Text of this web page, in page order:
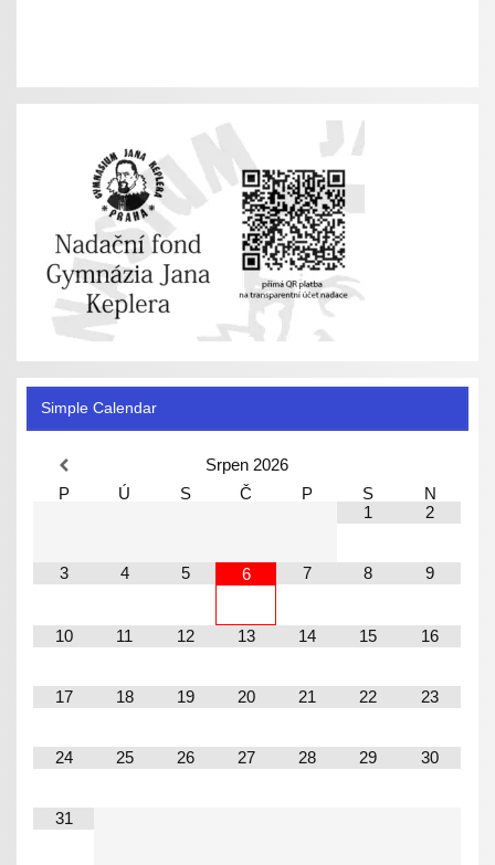
Simple Calendar
Srpen 2026
P
Ú S Č P S
N
1
2
3 4 5 6 7 8 9
10 11 12 13 14 15 16
17 18 19 20 21 22 23
24 25 26 27 28 29 30
31